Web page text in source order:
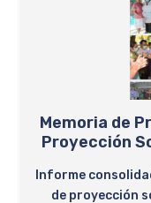
Memoria de
Proyección
Informe
de proyección